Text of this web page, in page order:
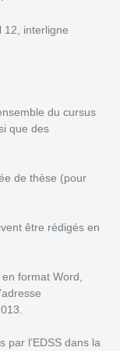
12, interligne
du cursus
que des
de thèse (pour
être rédigés en
format Word,
par l’EDSS dans la